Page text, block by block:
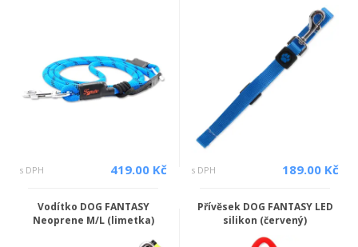
s DPH 419.00 Kč s DPH 189.00 Kč
Vodítko DOG FANTASY
Neoprene M/L (limetka)
Přívěsek DOG FANTASY LED
silikon (červený)